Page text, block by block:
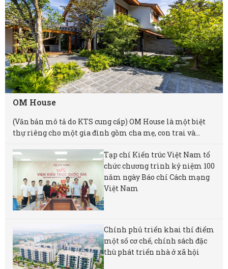
OM House
(Văn bản mô tả do KTS cung cấp) OM House là một biệt
thự riêng cho một gia đình gồm cha mẹ, con trai và...
Tạp chí Kiến trúc Việt Nam tổ
chức chương trình kỷ niệm 100
năm ngày Báo chí Cách mạng
Việt Nam
Chính phủ triển khai thí điểm
một số cơ chế, chính sách đặc
thù phát triển nhà ở xã hội